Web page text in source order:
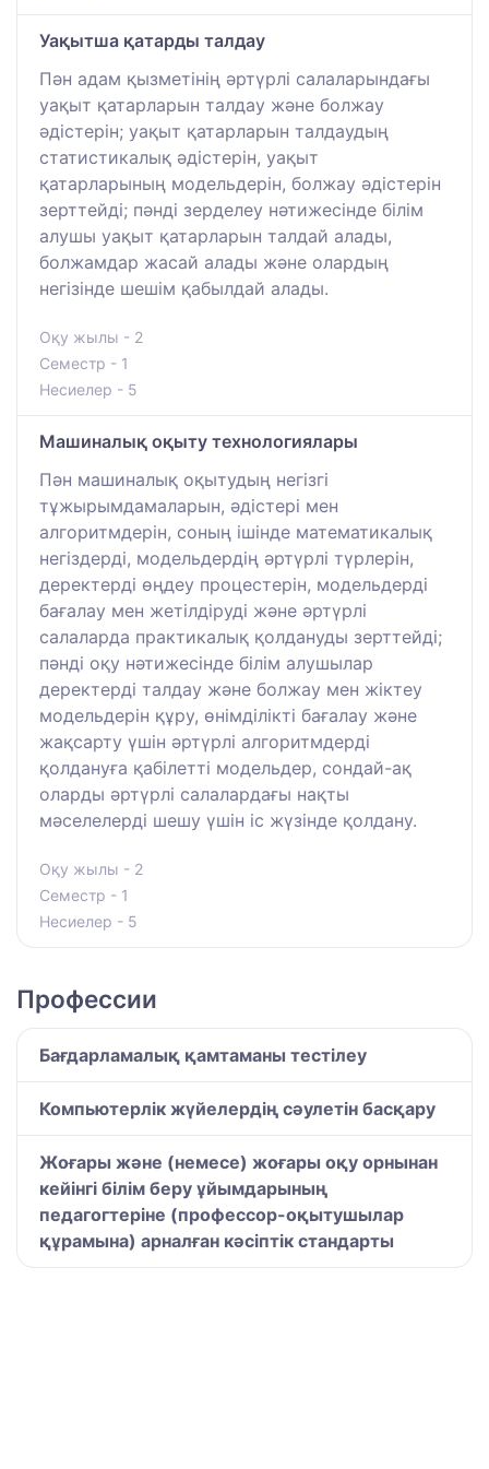
Уақытша қатарды талдау
Пән адам қызметінің әртүрлі салаларындағы
уақыт қатарларын талдау және болжау
әдістерін; уақыт қатарларын талдаудың
статистикалық әдістерін, уақыт
қатарларының модельдерін, болжау әдістерін
зерттейді; пәнді зерделеу нәтижесінде білім
алушы уақыт қатарларын талдай алады,
болжамдар жасай алады және олардың
негізінде шешім қабылдай алады.
Оқу жылы - 2
Семестр - 1
Несиелер - 5
Машиналық оқыту технологиялары
Пән машиналық оқытудың негізгі
тұжырымдамаларын, әдістері мен
алгоритмдерін, соның ішінде математикалық
негіздерді, модельдердің әртүрлі түрлерін,
деректерді өңдеу процестерін, модельдерді
бағалау мен жетілдіруді және әртүрлі
салаларда практикалық қолдануды зерттейді;
пәнді оқу нәтижесінде білім алушылар
деректерді талдау және болжау мен жіктеу
модельдерін құру, өнімділікті бағалау және
жақсарту үшін әртүрлі алгоритмдерді
қолдануға қабілетті модельдер, сондай-ақ
оларды әртүрлі салалардағы нақты
мәселелерді шешу үшін іс жүзінде қолдану.
Оқу жылы - 2
Семестр - 1
Несиелер - 5
Профессии
Бағдарламалық қамтаманы тестілеу
Компьютерлік жүйелердің сәулетін басқару
Жоғары және (немесе) жоғары оқу орнынан
кейінгі білім беру ұйымдарының
педагогтеріне (профессор-оқытушылар
құрамына) арналған кәсіптік стандарты